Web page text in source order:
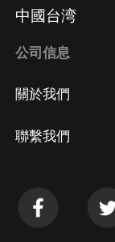
中國台湾
公司信息
關於我們
聯繫我們